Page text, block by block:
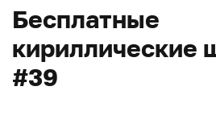
Бесплатные
кириллические
#39